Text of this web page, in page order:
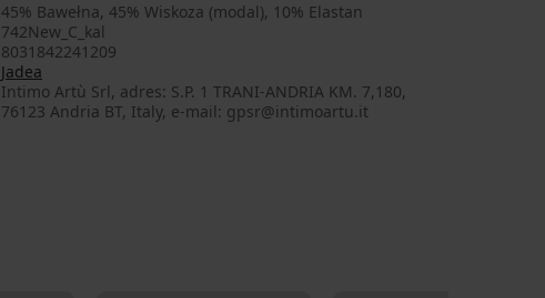
45% Bawełna, 45% Wiskoza (modal), 10% Elastan
742New_C_kal
8031842241209
Jadea
Intimo Artù Srl, adres: S.P. 1 TRANI-ANDRIA KM. 7,180,
76123 Andria BT, Italy, e-mail: gpsr@intimoartu.it